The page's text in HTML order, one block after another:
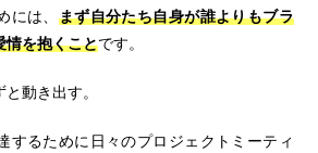
には、 まず自分たち自身が誰よりもブラ
情を抱くことです。
動き出す。
するために日々のプロジェクトミーティ